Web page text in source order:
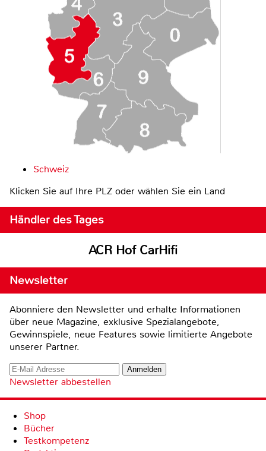
Schweiz
Klicken Sie auf Ihre PLZ oder wählen Sie ein Land
Händler des Tages
ACR Hof CarHifi
Newsletter
Abonniere den Newsletter und erhalte Informationen
über neue Magazine, exklusive Spezialangebote,
Gewinnspiele, neue Features sowie limitierte Angebote
unserer Partner.
Newsletter abbestellen
Shop
Bücher
Testkompetenz